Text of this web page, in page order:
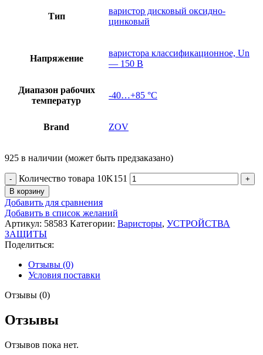
Тип
варистор дисковый оксидно-
цинковый
Напряжение
варистора классификационное, Un
— 150 В
Диапазон рабочих
температур
-40…+85 °С
Brand ZOV
925 в наличии (может быть предзаказано)
Количество товара 10K151
В корзину
Добавить для сравнения
Добавить в список желаний
Артикул: 58583 Категории: Варисторы, УСТРОЙСТВА
ЗАЩИТЫ
Поделиться:
Отзывы (0)
Условия поставки
Отзывы (0)
Отзывы
Отзывов пока нет.